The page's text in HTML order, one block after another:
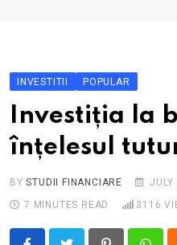
Opinii
Multimedia
Autori
Analize ASF
INVESTITII POPULAR
Investiția la
înțelesul
BYSTUDII FINANCIARE
7 MINUTES READ
3116